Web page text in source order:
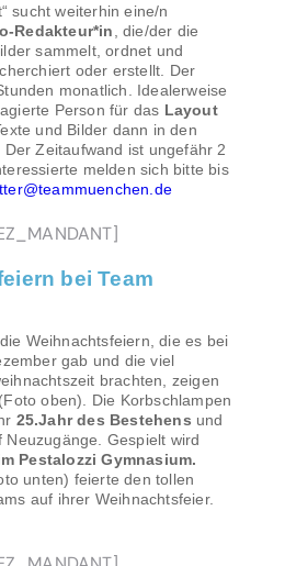
sucht weiterhin eine/n
Redakteur*in
, die/der die
sammelt, ordnet und
oder erstellt. Der
monatlich. Idealerweise
Person für das Layout
und Bilder dann in den
Zeitaufwand ist ungefähr 2
melden sich bitte bis
bei Team
Weihnachtsfeiern, die es bei
gab und die viel
brachten, zeigen
(Foto oben). Die Korbschlampen
25.Jahr des Bestehens und
Gespielt wird
Pestalozzi Gymnasium.
unten) feierte den tollen
auf ihrer Weihnachtsfeier.